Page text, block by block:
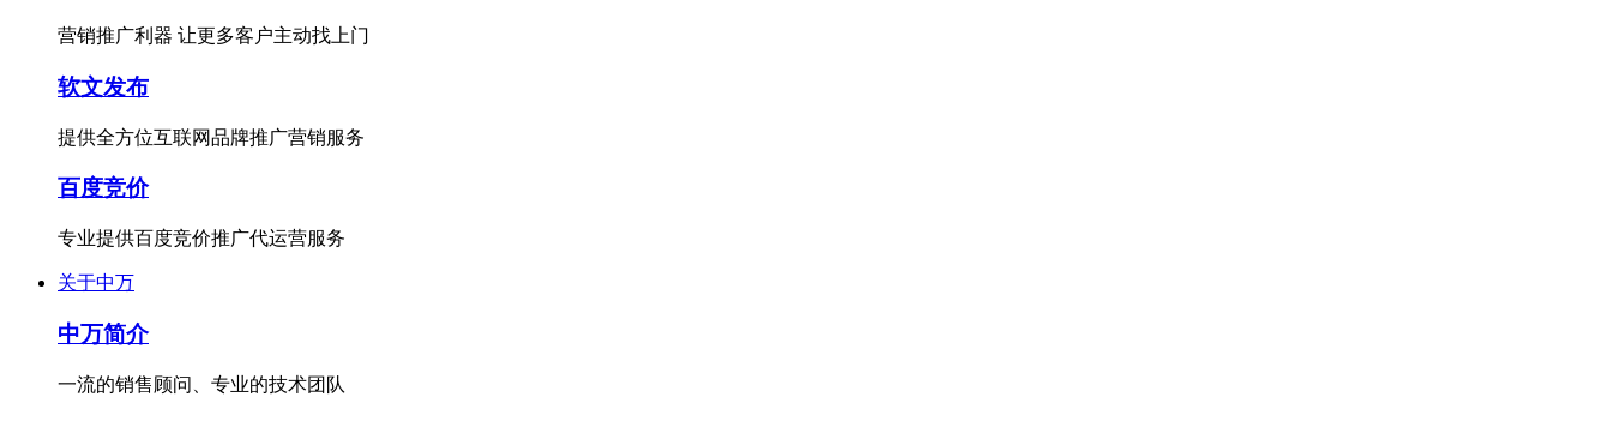
营销推广利器 让更多客户主动找上门
软文发布
提供全方位互联网品牌推广营销服务
百度竞价
专业提供百度竞价推广代运营服务
关于中万
中万简介
一流的销售顾问、专业的技术团队